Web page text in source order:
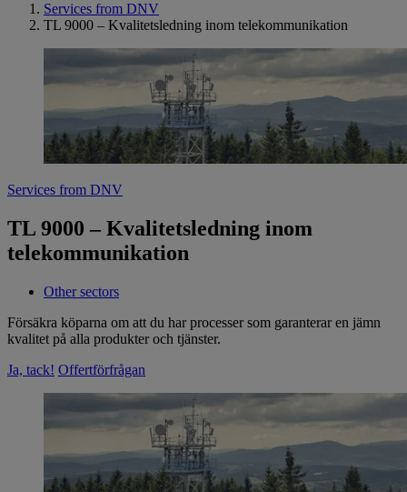
Services from DNV
TL 9000 – Kvalitetsledning inom telekommunikation
Services from DNV
TL 9000 – Kvalitetsledning inom
telekommunikation
Other sectors
Försäkra köparna om att du har processer som garanterar en jämn
kvalitet på alla produkter och tjänster.
Ja, tack! Offertförfrågan